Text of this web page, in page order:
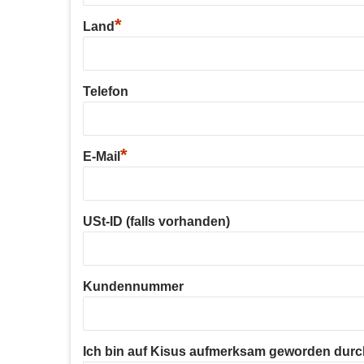
Land*
Telefon
E-Mail *
USt-ID (falls vorhanden)
Kundennummer
Ich bin auf Kisus aufmerksam geworden